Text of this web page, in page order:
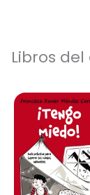
Libros